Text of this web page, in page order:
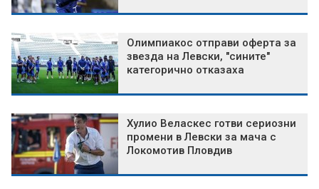
Олимпиакос отправи оферта за
звезда на Левски, "сините"
категорично отказаха
Хулио Веласкес готви сериозни
промени в Левски за мача с
Локомотив Пловдив